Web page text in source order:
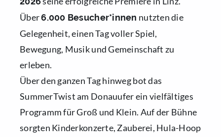
Über6.000 Besucher*innen nutzten die
Gelegenheit, einen Tag voller Spiel,
Bewegung, Musik und Gemeinschaft zu
erleben.
Über den ganzen Tag hinweg bot das
SummerTwist am Donauufer ein vielfältiges
Programm für Groß und Klein. Auf der Bühne
sorgten Kinderkonzerte, Zauberei, Hula-Hoop